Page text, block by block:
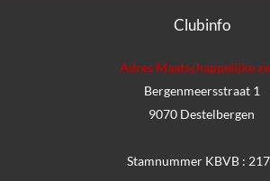
Clubinfo
Adres Maatschappelijke
Bergenmeersstraat 1
9070 Destelbergen
Stamnummer KBVB :